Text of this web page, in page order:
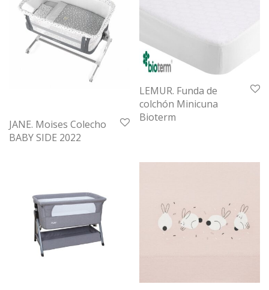
JANE. Moises Colecho
BABY SIDE 2022
LEMUR. Funda de
colchón Minicuna
Bioterm